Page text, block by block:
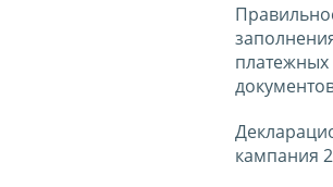
платежных
кампания